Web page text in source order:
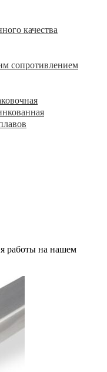
качества
сопротивлением
работы на нашем